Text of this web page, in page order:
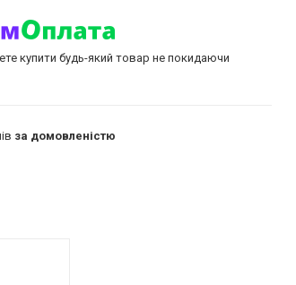
купити будь-який товар не покидаючи
за домовленістю